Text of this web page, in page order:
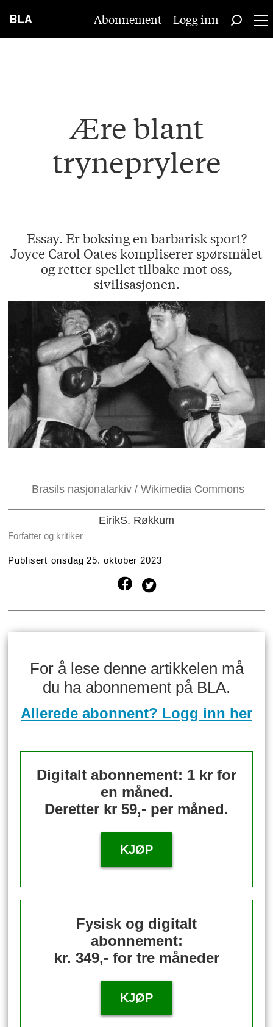
Abonnement Logg inn
Ære blant
tryneprylere
Essay. Er boksing en barbarisk sport?
Joyce Carol Oates kompliserer spørsmålet
og retter speilet tilbake mot oss,
sivilisasjonen.
Brasils nasjonalarkiv / Wikimedia Commons
EirikS. Røkkum
Forfatter og kritiker
Publisert onsdag 25. oktober 2023
For å lese denne artikkelen må
du ha abonnement på BLA.
Allerede abonnent? Logg inn her
Digitalt abonnement: 1 kr for
en måned.
Deretter kr 59,- per måned.
KJØP
Fysisk og digitalt
abonnement:
kr. 349,- for tre måneder
KJØP